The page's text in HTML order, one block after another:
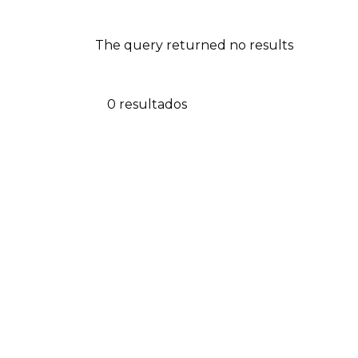
The query returned no results
0 resultados